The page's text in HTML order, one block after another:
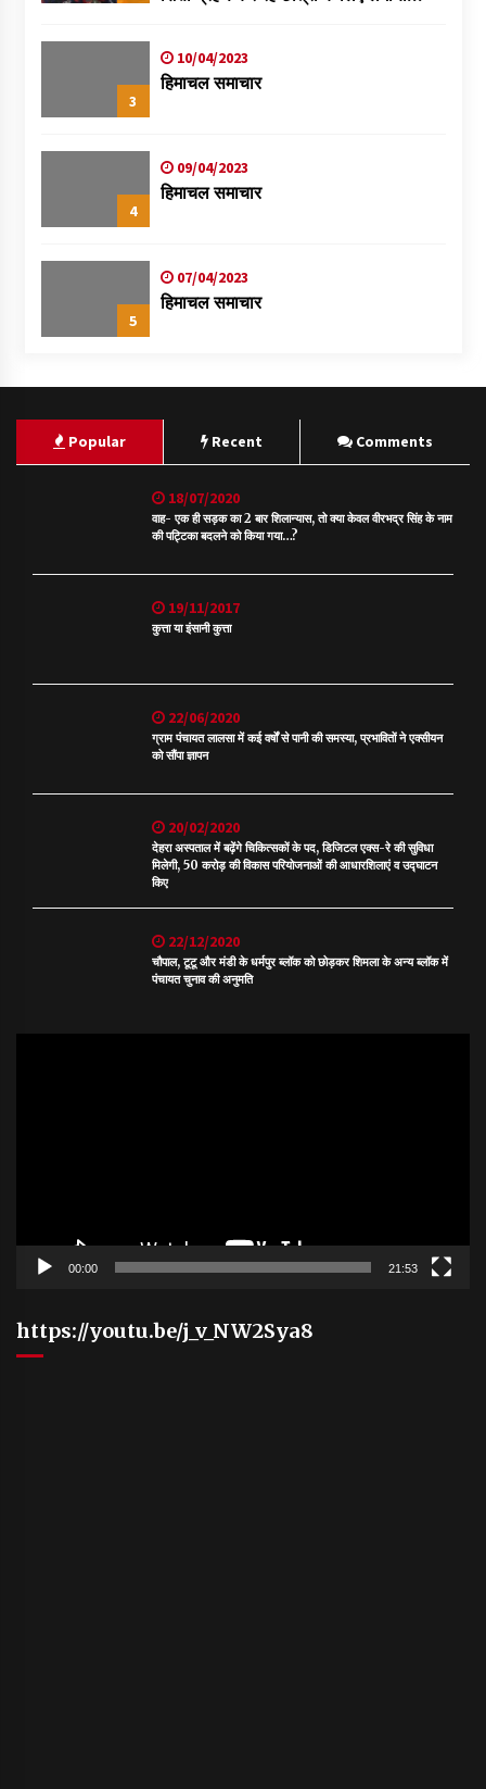
3
10/04/2023
हिमाचल समाचार
4
09/04/2023
हिमाचल समाचार
5
07/04/2023
हिमाचल समाचार
Popular Recent Comments
18/07/2020
वाह- एक ही सड़क का 2 बार शिलान्यास, तो क्या केवल वीरभद्र सिंह के नाम
की पट्टिका बदलने को किया गया…?
19/11/2017
कुत्ता या इंसानी कुत्ता
22/06/2020
ग्राम पंचायत लालसा में कई वर्षों से पानी की समस्या, प्रभावितों ने एक्सीयन
को सौंपा ज्ञापन
20/02/2020
देहरा अस्पताल में बढ़ेंगे चिकित्सकों के पद, डिजिटल एक्स-रे की सुविधा
मिलेगी, 50 करोड़ की विकास परियोजनाओं की आधारशिलाएं व उद्घाटन
किए
22/12/2020
चौपाल, टूटू और मंडी के धर्मपुर ब्लॉक को छोड़कर शिमला के अन्य ब्लॉक में
पंचायत चुनाव की अनुमति
00:00 21:53
https://youtu.be/j_v_NW2Sya8